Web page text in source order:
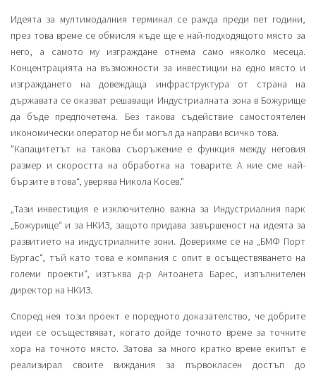
Идеята за мултимодалния терминал се ражда преди пет години,
през това време се обмисля къде ще е най-подходящото място за
него, а самото му изграждане отнема само няколко месеца.
Концентрацията на възможности за инвестиции на едно място и
изграждането на довеждаща инфраструктура от страна на
държавата се оказват решаващи Индустриалната зона в Божурище
да бъде предпочетена. Без такова съдействие самостоятелен
икономически оператор не би могъл да направи всичко това.
"Капацитетът на такова съоръжение е функция между неговия
размер и скоростта на обработка на товарите. А ние сме най-
бързите в това“, уверява Никола Косев."
„Тази инвестиция е изключително важна за Индустриалния парк
„Божурище“ и за НКИЗ, защото придава завършеност на идеята за
развитието на индустриалните зони. Доверихме се на „БМФ Порт
Бургас“, тъй като това е компания с опит в осъществяването на
големи проекти“, изтъква д-р Антоанета Барес, изпълнителен
директор на НКИЗ.
Според нея този проект е поредното доказателство, че добрите
идеи се осъществяват, когато дойде точното време за точните
хора на точното място. Затова за много кратко време екипът е
реализирал своите виждания за първокласен достъп до